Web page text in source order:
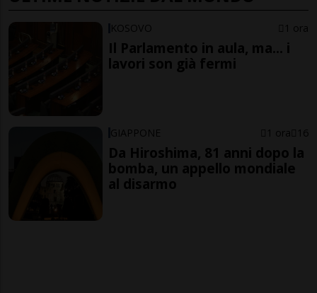
KOSOVO 1 ora
Il Parlamento in aula, ma... i
lavori son già fermi
GIAPPONE 1 ora 16
Da Hiroshima, 81 anni dopo la
bomba, un appello mondiale
al disarmo